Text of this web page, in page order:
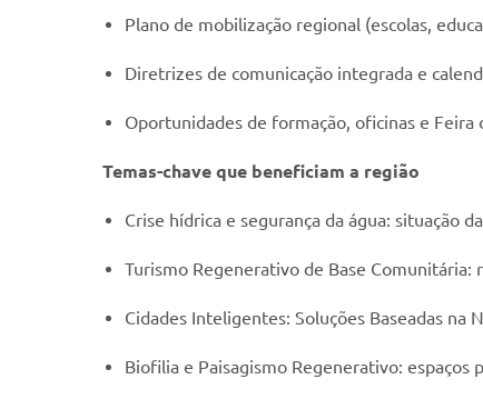
Plano de mobilização regional (escolas,
Diretrizes de comunicação integrada e
Oportunidades de formação, oficinas e Feira
Temas-chave que beneficiam a região
Crise hídrica e segurança da água: situação
Turismo Regenerativo de Base Comunitária:
Cidades Inteligentes: Soluções Baseadas
Biofilia e Paisagismo Regenerativo: